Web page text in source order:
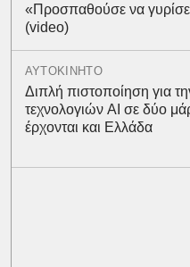
«Προσπαθούσε να γυρίσει
(video)
ΑΥΤΟΚΙΝΗΤΟ
Διπλή πιστοποίηση για
τεχνολογιών AI σε δύο
έρχονται και Ελλάδα